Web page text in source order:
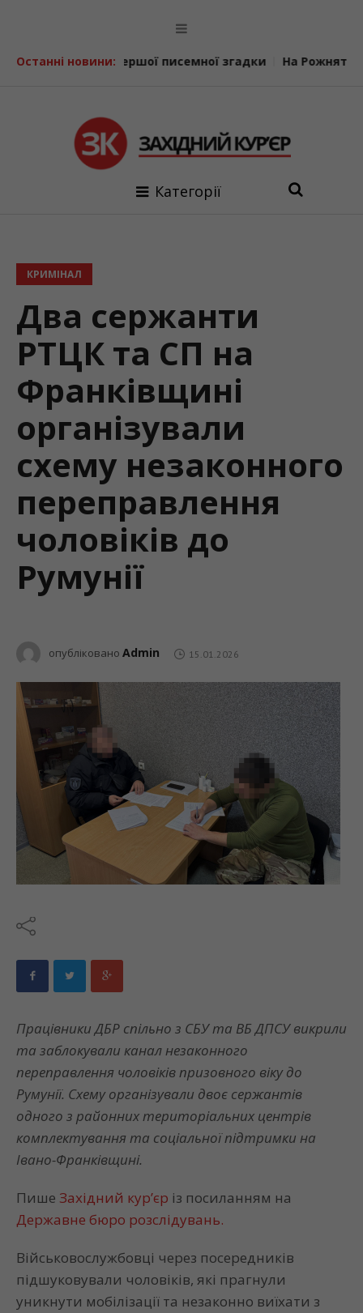
Останні новини:
писемної згадки На Рожнятівщині
Категорії
КРИМІНАЛ
Два сержанти
РТЦК та СП на
Франківщині
організували
схему незаконного
переправлення
чоловіків до
Румунії
опубліковано Admin 15.01.2026
Працівники ДБР спільно з СБУ та ВБ ДПСУ викрили
та заблокували канал незаконного
переправлення чоловіків призовного віку до
Румунії. Схему організували двоє сержантів
одного з районних територіальних центрів
комплектування та соціальної підтримки на
Івано-Франківщині.
Пише Західний кур’єр із посиланням на
Державне бюро розслідувань.
Військовослужбовці через посередників
підшуковували чоловіків, які прагнули
уникнути мобілізації та незаконно виїхати з